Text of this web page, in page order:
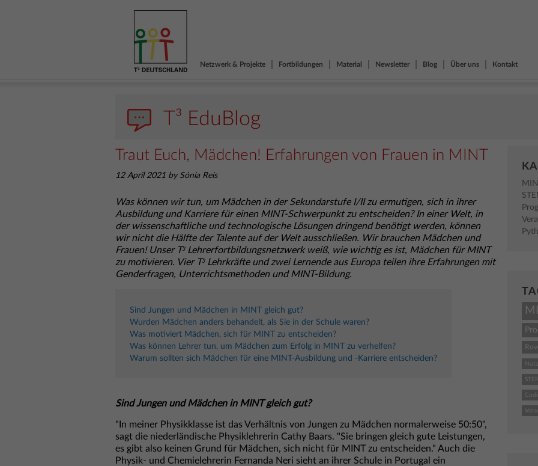
Netzwerk & Projekte Fortbildungen Material Newsletter Blog Über uns Kontakt
T³ EduBlog
Traut Euch, Mädchen! Erfahrungen von Frauen in MINT
12 April 2021 by Sónia Reis
Was können wir tun, um Mädchen in der Sekundarstufe I/II zu ermutigen, sich in ihrer
Ausbildung und Karriere für einen MINT-Schwerpunkt zu entscheiden? In einer Welt, in
der wissenschaftliche und technologische Lösungen dringend benötigt werden, können
wir nicht die Hälfte der Talente auf der Welt ausschließen. Wir brauchen Mädchen und
Frauen! Unser T3Lehrerfortbildungsnetzwerk weiß, wie wichtig es ist, Mädchen für MINT
zu motivieren. Vier T3Lehrkräfte und zwei Lernende aus Europa teilen ihre Erfahrungen mit
Genderfragen, Unterrichtsmethoden und MINT-Bildung.
Sind Jungen und Mädchen in MINT gleich gut?
Wurden Mädchen anders behandelt, als Sie in der Schule waren?
Was motiviert Mädchen, sich für MINT zu entscheiden?
Was können Lehrer tun, um Mädchen zum Erfolg in MINT zu verhelfen?
Warum sollten sich Mädchen für eine MINT-Ausbildung und -Karriere entscheiden?
Sind Jungen und Mädchen in MINT gleich gut?
"In meiner Physikklasse ist das Verhältnis von Jungen zu Mädchen normalerweise 50:50",
sagt die niederländische Physiklehrerin Cathy Baars. "Sie bringen gleich gute Leistungen,
es gibt also keinen Grund für Mädchen, sich nicht für MINT zu entscheiden." Auch die
Physik- und Chemielehrerin Fernanda Neri sieht an ihrer Schule in Portugal ein